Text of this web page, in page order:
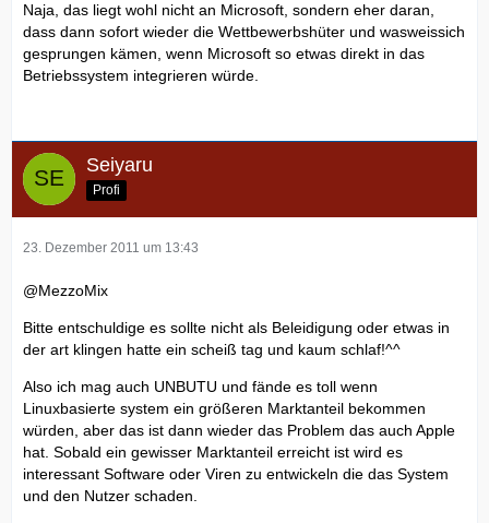
Naja, das liegt wohl nicht an Microsoft, sondern eher daran,
dass dann sofort wieder die Wettbewerbshüter und wasweissich
gesprungen kämen, wenn Microsoft so etwas direkt in das
Betriebssystem integrieren würde.
Seiyaru
Profi
23. Dezember 2011 um 13:43
@MezzoMix
Bitte entschuldige es sollte nicht als Beleidigung oder etwas in
der art klingen hatte ein scheiß tag und kaum schlaf!^^
Also ich mag auch UNBUTU und fände es toll wenn
Linuxbasierte system ein größeren Marktanteil bekommen
würden, aber das ist dann wieder das Problem das auch Apple
hat. Sobald ein gewisser Marktanteil erreicht ist wird es
interessant Software oder Viren zu entwickeln die das System
und den Nutzer schaden.